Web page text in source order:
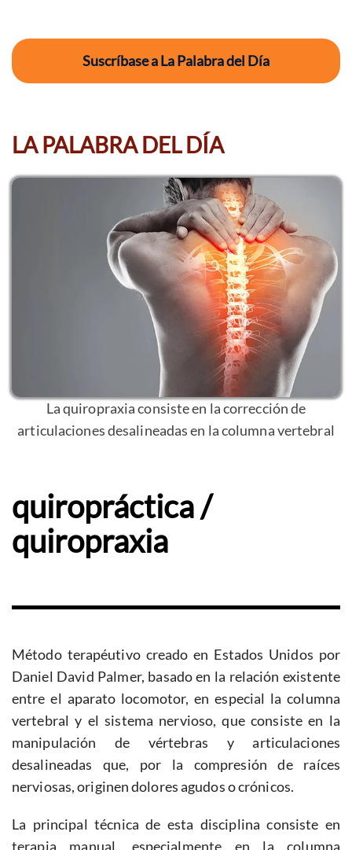
Suscríbase a La Palabra del Día
LA PALABRA DEL DÍA
La quiropraxia consiste en la corrección de
articulaciones desalineadas en la columna vertebral
quiropráctica /
quiropraxia
Método terapéutivo creado en Estados Unidos por
Daniel David Palmer, basado en la relación existente
entre el aparato locomotor, en especial la columna
vertebral y el sistema nervioso, que consiste en la
manipulación de vértebras y articulaciones
desalineadas que, por la compresión de raíces
nerviosas, originen dolores agudos o crónicos.
La principal técnica de esta disciplina consiste en
terapia manual, especialmente en la columna